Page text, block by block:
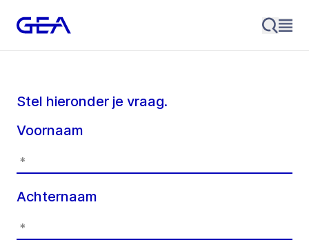
Stel hieronder je vraag.
Voornaam
Achternaam